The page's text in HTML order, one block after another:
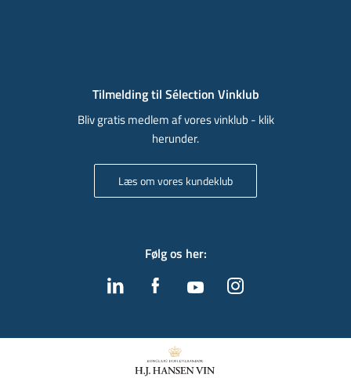
Tilmelding til Sélection Vinklub
Bliv gratis medlem af vores vinklub - klik
herunder.
Læs om vores kundeklub
Følg os her: